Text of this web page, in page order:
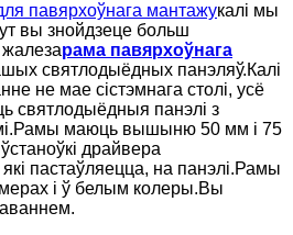
павярхоўнага мантажукалі мы
вы знойдзеце больш
рама павярхоўнага
святлодыёдных панэляў.Калі
не мае сістэмнага столі, усё
святлодыёдныя панэлі з
маюць вышыню 50 мм і 75
драйвера
пастаўляецца, на панэлі.Рамы
і ў белым колеры.Вы